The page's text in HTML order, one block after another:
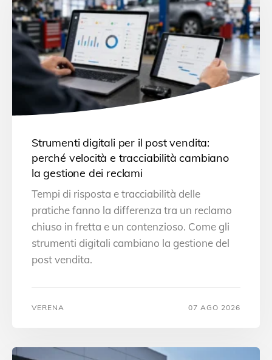
Strumenti digitali per il post vendita:
perché velocità e tracciabilità cambiano
la gestione dei reclami
Tempi di risposta e tracciabilità delle
pratiche fanno la differenza tra un reclamo
chiuso in fretta e un contenzioso. Come gli
strumenti digitali cambiano la gestione del
post vendita.
VERENA 07 AGO 2026